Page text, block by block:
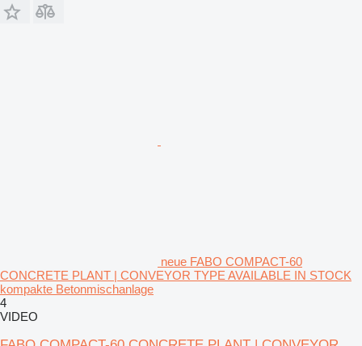
neue FABO COMPACT-60
CONCRETE PLANT | CONVEYOR TYPE AVAILABLE IN STOCK
kompakte Betonmischanlage
4
VIDEO